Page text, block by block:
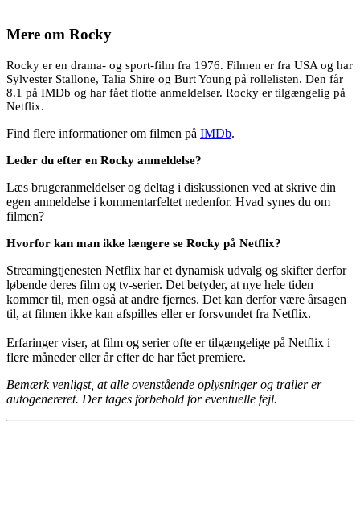
Mere om Rocky
Rocky er en drama- og sport-film fra 1976. Filmen er fra USA og har
Sylvester Stallone, Talia Shire og Burt Young på rollelisten. Den får
8.1 på IMDb og har fået flotte anmeldelser. Rocky er tilgængelig på
Netflix.
Find flere informationer om filmen på IMDb.
Leder du efter en Rocky anmeldelse?
Læs brugeranmeldelser og deltag i diskussionen ved at skrive din
egen anmeldelse i kommentarfeltet nedenfor. Hvad synes du om
filmen?
Hvorfor kan man ikke længere se Rocky på Netflix?
Streamingtjenesten Netflix har et dynamisk udvalg og skifter derfor
løbende deres film og tv-serier. Det betyder, at nye hele tiden
kommer til, men også at andre fjernes. Det kan derfor være årsagen
til, at filmen ikke kan afspilles eller er forsvundet fra Netflix.
Erfaringer viser, at film og serier ofte er tilgængelige på Netflix i
flere måneder eller år efter de har fået premiere.
Bemærk venligst, at alle ovenstående oplysninger og trailer er
autogenereret. Der tages forbehold for eventuelle fejl.